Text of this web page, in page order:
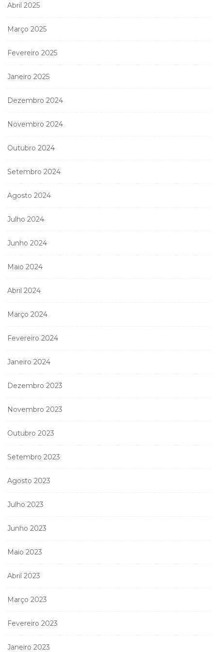
Abril 2025
Março 2025
Fevereiro 2025
Janeiro 2025
Dezembro 2024
Novembro 2024
Outubro 2024
Setembro 2024
Agosto 2024
Julho 2024
Junho 2024
Maio 2024
Abril 2024
Março 2024
Fevereiro 2024
Janeiro 2024
Dezembro 2023
Novembro 2023
Outubro 2023
Setembro 2023
Agosto 2023
Julho 2023
Junho 2023
Maio 2023
Abril 2023
Março 2023
Fevereiro 2023
Janeiro 2023